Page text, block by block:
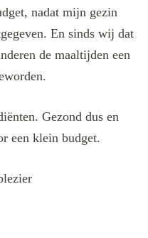
nadat mijn gezin
En sinds wij dat
de maaltijden een
Gezond dus en
een klein budget.